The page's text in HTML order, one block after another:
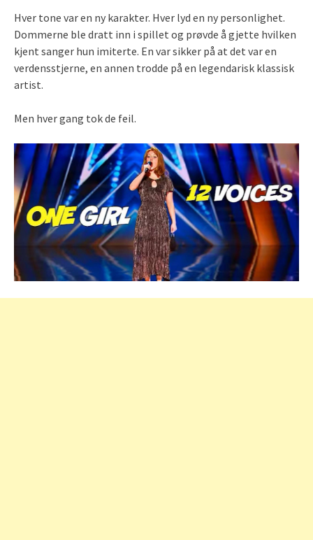
Hver tone var en ny karakter. Hver lyd en ny personlighet.
Dommerne ble dratt inn i spillet og prøvde å gjette hvilken
kjent sanger hun imiterte. En var sikker på at det var en
verdensstjerne, en annen trodde på en legendarisk klassisk
artist.
Men hver gang tok de feil.